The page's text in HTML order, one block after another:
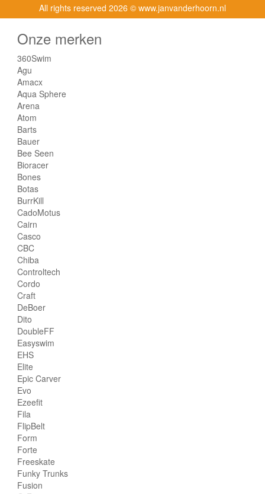
All rights reserved 2026 © www.janvanderhoorn.nl
Onze merken
360Swim
Agu
Amacx
Aqua Sphere
Arena
Atom
Barts
Bauer
Bee Seen
Bioracer
Bones
Botas
BurrKill
CadoMotus
Cairn
Casco
CBC
Chiba
Controltech
Cordo
Craft
DeBoer
Dito
DoubleFF
Easyswim
EHS
Elite
Epic Carver
Evo
Ezeefit
Fila
FlipBelt
Form
Forte
Freeskate
Funky Trunks
Fusion